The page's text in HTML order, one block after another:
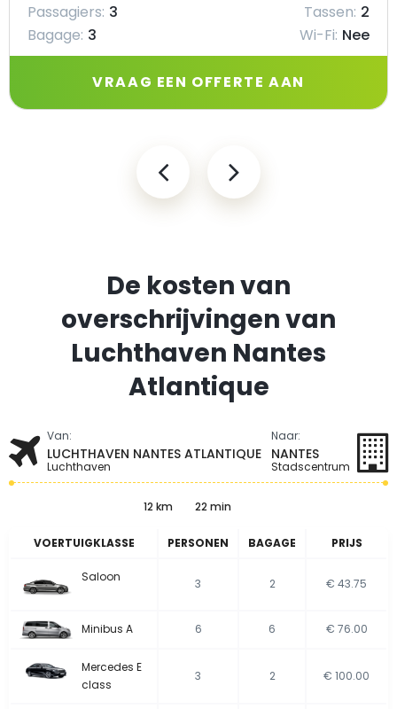
Passagiers: 3 Tassen: 2
Bagage: 3 Wi-Fi: Nee
VRAAG EEN OFFERTE AAN
De kosten van
overschrijvingen van
Luchthaven Nantes
Atlantique
Van:
LUCHTHAVEN NANTES ATLANTIQUE
Luchthaven
Naar:
NANTES
Stadscentrum
12 km 22 min
VOERTUIGKLASSE PERSONEN BAGAGE PRIJS
Saloon 3 2 € 43.75
Minibus A 6 6 € 76.00
Mercedes E
class
3 2 € 100.00